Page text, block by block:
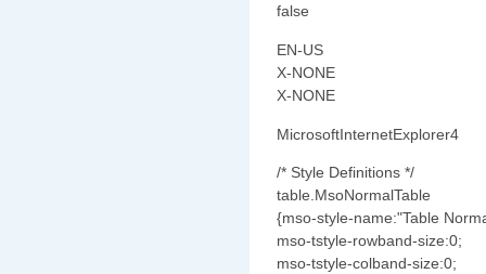
false
EN-US
X-NONE
X-NONE
MicrosoftInternetExplorer4
/* Style Definitions */
table.MsoNormalTable
{mso-style-name:"Table
mso-tstyle-rowband-size:0;
mso-tstyle-colband-size:0;